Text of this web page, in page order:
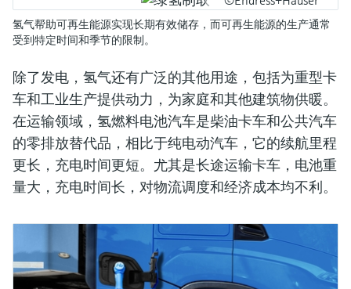
氢气帮助可再生能源实现长期有效储存，而可再生能源的生产通常
受到特定时间和季节的限制。
除了发电，氢气还有广泛的其他用途，包括为重型卡
车和工业生产提供动力，为家庭和其他建筑物供暖。
在运输领域，氢燃料电池汽车是柴油卡车和公共汽车
的零排放替代品，相比于纯电动汽车，它的续航里程
更长，充电时间更短。尤其是长途运输卡车，电池重
量大，充电时间长，对物流调度和经济成本均不利。